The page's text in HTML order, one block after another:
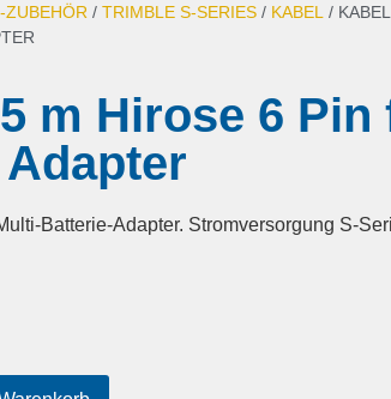
ZUBEHÖR / TRIMBLE S-SERIES/ KABEL /
m Hirose 6 Pin
Batterie-Adapter. Stromversorgung S-